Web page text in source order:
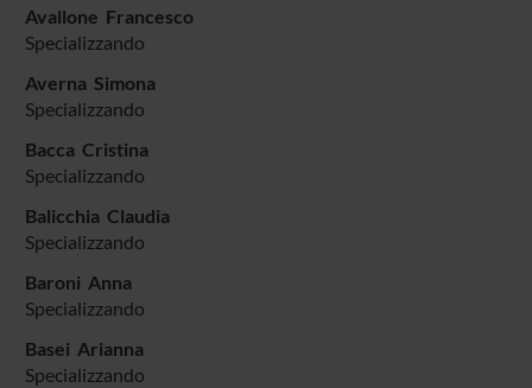
Avallone Francesco
Specializzando
Averna Simona
Specializzando
Bacca Cristina
Specializzando
Balicchia Claudia
Specializzando
Baroni Anna
Specializzando
Basei Arianna
Specializzando